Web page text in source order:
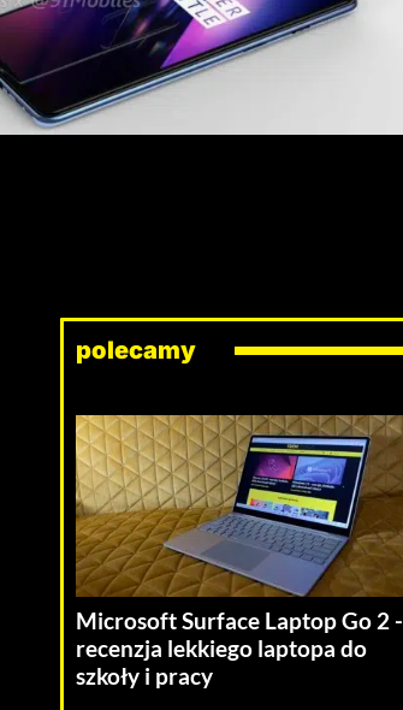
polecamy
Microsoft Surface Laptop Go 2 -
recenzja lekkiego laptopa do
szkoły i pracy